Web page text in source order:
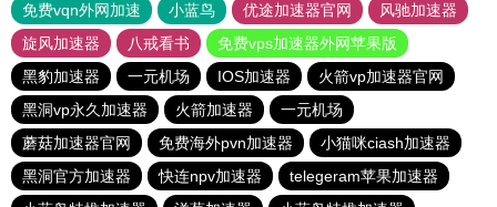
免费vqn外网加速
小蓝鸟 优途加速器官网
风驰加速器
旋风加速器
八戒看书
免费vps加速器外网苹果版
黑豹加速器
一元机场 IOS加速器
火箭vp加速器官网
黑洞vp永久加速器
火箭加速器
一元机场
蘑菇加速器官网
免费海外pvn加速器
小猫咪ciash加速器
黑洞官方加速器
快连npv加速器
telegeram苹果加速器